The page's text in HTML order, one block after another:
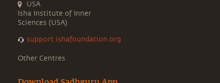
USA
Isha Institute of Inner
Sciences (USA)
support.ishafoundation.org
Other Centres